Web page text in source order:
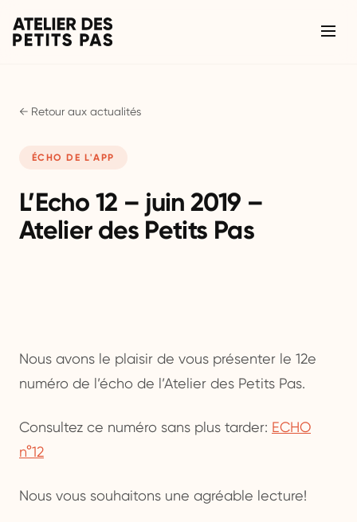
← Retour aux actualités
ÉCHO DE L'APP
L’Echo 12 – juin 2019 –
Atelier des Petits Pas
Nous avons le plaisir de vous présenter le 12e
numéro de l’écho de l’Atelier des Petits Pas.
Consultez ce numéro sans plus tarder: ECHO
n°12
Nous vous souhaitons une agréable lecture!